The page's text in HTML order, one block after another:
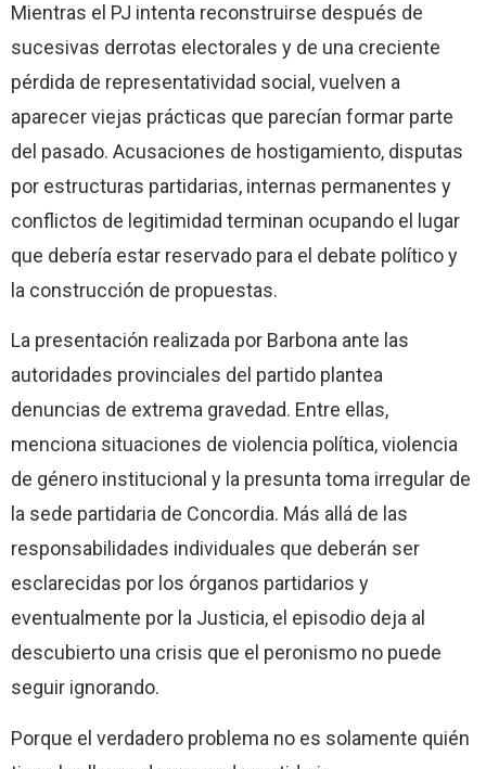
Mientras el PJ intenta reconstruirse después de
sucesivas derrotas electorales y de una creciente
pérdida de representatividad social, vuelven a
aparecer viejas prácticas que parecían formar parte
del pasado. Acusaciones de hostigamiento, disputas
por estructuras partidarias, internas permanentes y
conflictos de legitimidad terminan ocupando el lugar
que debería estar reservado para el debate político y
la construcción de propuestas.
La presentación realizada por Barbona ante las
autoridades provinciales del partido plantea
denuncias de extrema gravedad. Entre ellas,
menciona situaciones de violencia política, violencia
de género institucional y la presunta toma irregular de
la sede partidaria de Concordia. Más allá de las
responsabilidades individuales que deberán ser
esclarecidas por los órganos partidarios y
eventualmente por la Justicia, el episodio deja al
descubierto una crisis que el peronismo no puede
seguir ignorando.
Porque el verdadero problema no es solamente quién